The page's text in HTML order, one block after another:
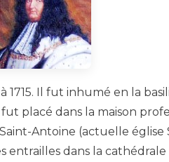
1715. Il fut inhumé en la
placé dans la maison
Antoine (actuelle église
entrailles dans la cathédrale